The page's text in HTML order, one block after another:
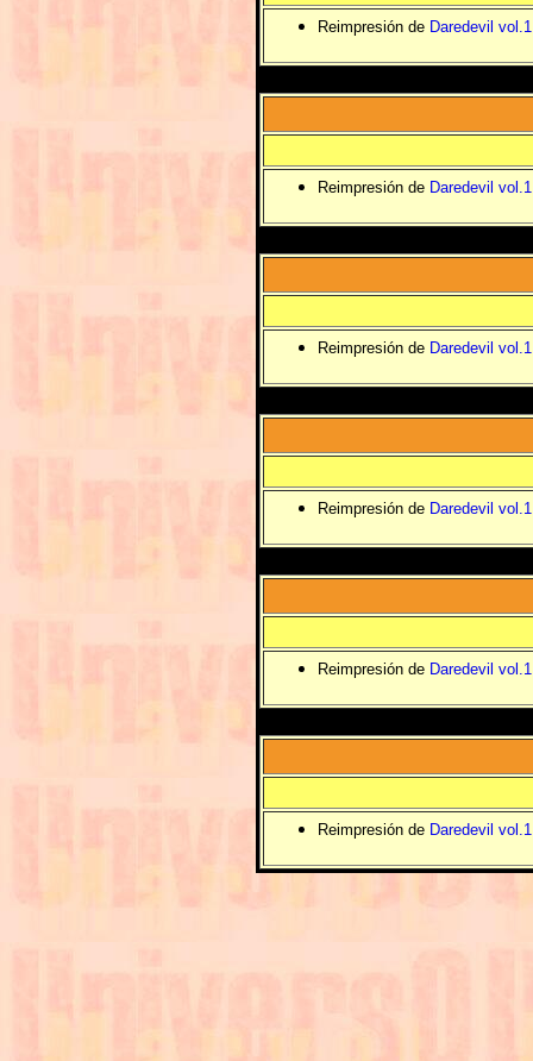
Reimpresión de Daredevil
Reimpresión de Daredevil
Reimpresión de Daredevil
Reimpresión de Daredevil
Reimpresión de Daredevil
Reimpresión de Daredevil